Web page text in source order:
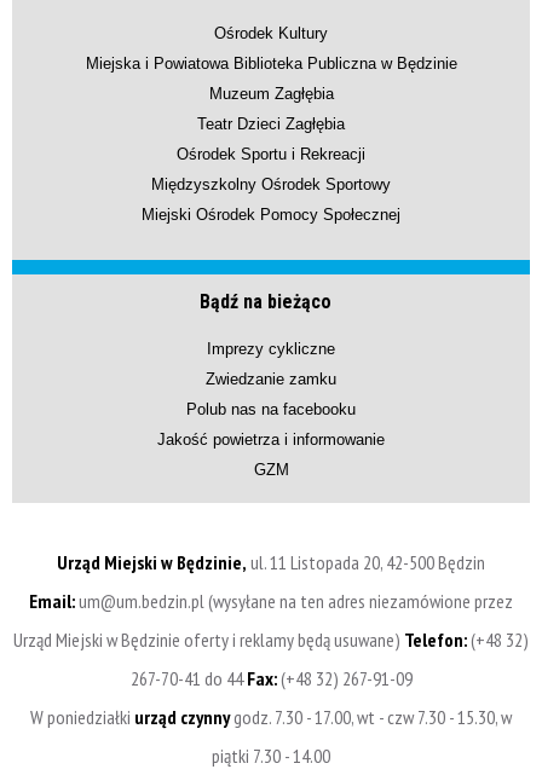
Ośrodek Kultury
Miejska i Powiatowa Biblioteka Publiczna w Będzinie
Muzeum Zagłębia
Teatr Dzieci Zagłębia
Ośrodek Sportu i Rekreacji
Międzyszkolny Ośrodek Sportowy
Miejski Ośrodek Pomocy Społecznej
Bądź na bieżąco
Imprezy cykliczne
Zwiedzanie zamku
Polub nas na facebooku
Jakość powietrza i informowanie
GZM
Urząd Miejski w Będzinie, ul. 11 Listopada 20, 42-500 Będzin
Email:um@um.bedzin.pl (wysyłane na ten adres niezamówione przez
Urząd Miejski w Będzinie oferty i reklamy będą usuwane) Telefon:(+48 32)
267-70-41 do 44Fax:(+48 32) 267-91-09
W poniedziałki urząd czynnygodz. 7.30 - 17.00, wt - czw 7.30 - 15.30, w
piątki 7.30 - 14.00